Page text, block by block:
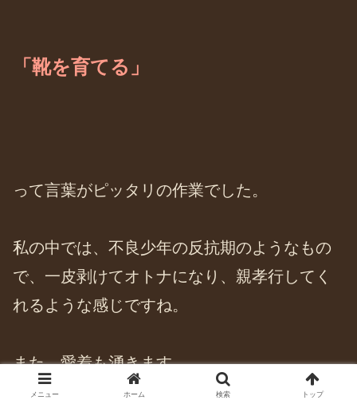
「靴を育てる」
って言葉がピッタリの作業でした。
私の中では、不良少年の反抗期のようなもの
で、一皮剥けてオトナになり、親孝行してく
れるような感じですね。
また、愛着も湧きます。
メニュー ホーム 検索 トップ